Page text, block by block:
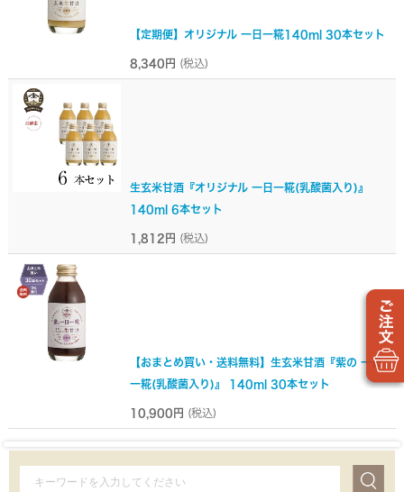
【定期便】オリジナル 一日一糀140ml 30本セット
8,340円 (税込)
生玄米甘酒『オリジナル 一日一糀(乳酸菌入り)』
140ml 6本セット
1,812円 (税込)
【おまとめ買い・送料無料】生玄米甘酒『紫の 一日
一糀(乳酸菌入り)』 140ml 30本セット
10,900円 (税込)